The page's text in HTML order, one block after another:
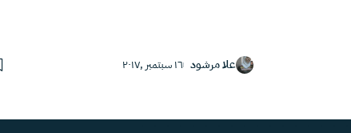
علا مرشود ١٦ سبتمبر ,٢٠١٧